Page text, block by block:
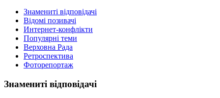
Знамениті відповідачі
Відомі позивачі
Интернет-конфлікти
Популярні теми
Верховна Рада
Ретроспектива
Фоторепортаж
Знамениті відповідачі